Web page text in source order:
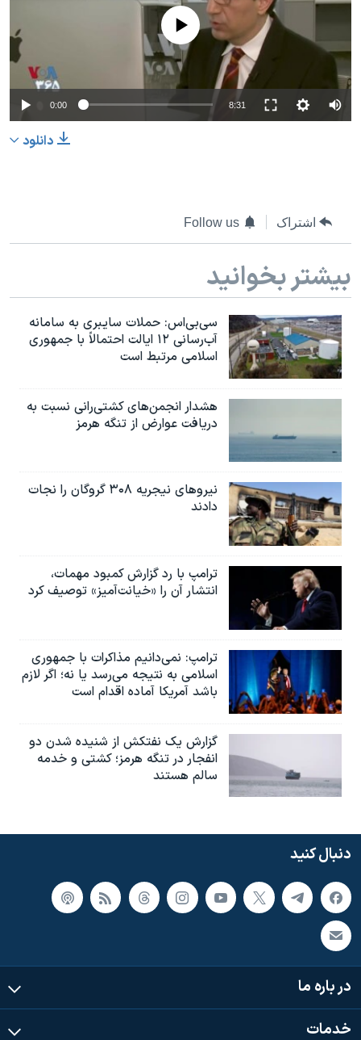
No media source currently available
0:00 8:31
دانلود
اشتراک Follow us
بیشتر بخوانید
سی‌بی‌اس: حملات سایبری به سامانه
آب‌رسانی ۱۲ ایالت احتمالاً با جمهوری
اسلامی مرتبط است
هشدار انجمن‌های کشتی‌رانی نسبت به
دریافت عوارض از تنگه هرمز
نیروهای نیجریه‌ ۳۰۸ گروگان را نجات
دادند
ترامپ با رد گزارش کمبود مهمات،
انتشار آن را «خیانت‌آمیز» توصیف کرد
ترامپ: نمی‌دانیم مذاکرات با جمهوری
اسلامی به نتیجه می‌رسد یا نه؛ اگر لازم
باشد آمریکا آماده اقدام است
گزارش یک نفتکش از شنیده شدن دو
انفجار در تنگه هرمز؛ کشتی و خدمه
سالم هستند
دنبال کنید
در باره ما
خدمات